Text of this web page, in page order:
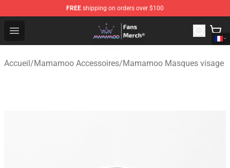
FREE shipping on orders over $100
Open menu
Mamamoo Store - Official Mamamoo Merchandise Shop
Accueil/Mamamoo Accessoires/Mamamoo Masques visage